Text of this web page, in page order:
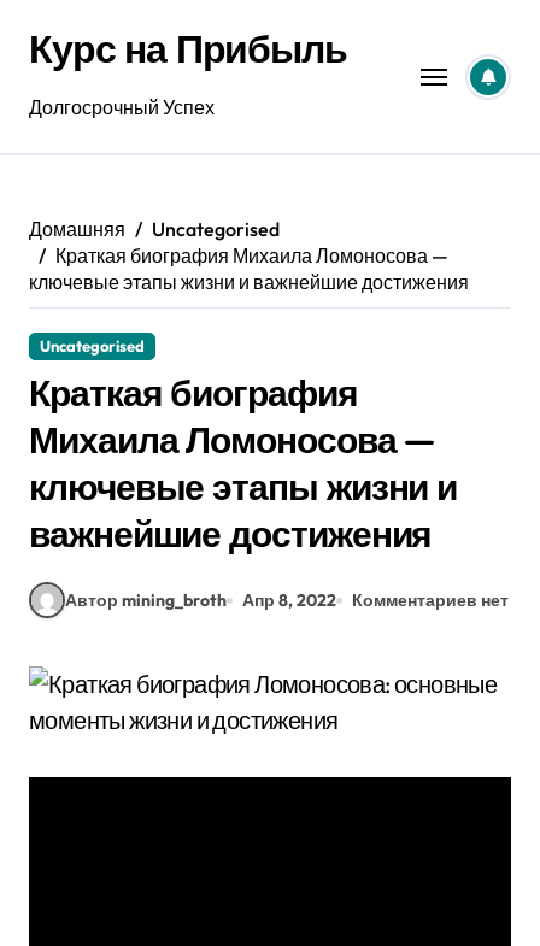
содержанию
Курс на Прибыль
Долгосрочный Успех
Домашняя
Uncategorised
Краткая биография Михаила Ломоносова —
ключевые этапы жизни и важнейшие достижения
Uncategorised
Краткая биография
Михаила Ломоносова —
ключевые этапы жизни и
важнейшие достижения
Автор mining_broth Апр 8, 2022 Комментариев нет